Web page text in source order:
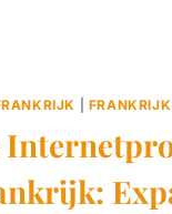
FRANKRIJK